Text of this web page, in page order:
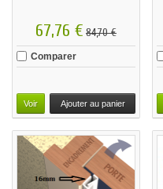
67,76 € 84,70 €
Comparer
Voir Ajouter au panier